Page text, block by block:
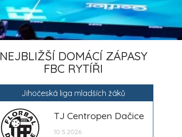
NEJBLIŽŠÍ DOMÁCÍ ZÁPASY
FBC RYTÍŘI
Jihočeská liga mladších žáků
TJ Centropen Dačice
10.5.2026